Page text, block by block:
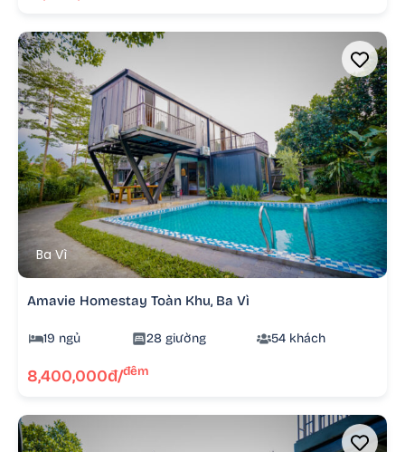
Ba Vì
Amavie Homestay Toàn Khu, Ba Vì
19 ngủ 28 giường 54 khách
8,400,000đ/đêm